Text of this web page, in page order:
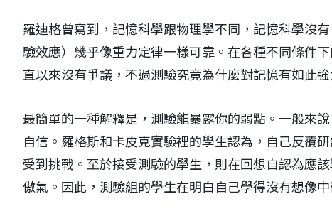
羅迪格曾寫到，記憶科學跟物理學不同，記憶科學沒
驗效應）幾乎像重力定律一樣可靠。在各種不同條件
直以來沒有爭議，不過測驗究竟為什麼對記憶有如此
最簡單的一種解釋是，測驗能暴露你的弱點。一般來
自信。羅格斯和卡皮克實驗裡的學生認為，自己反覆
受到挑戰。至於接受測驗的學生，則在回想自認為應
傲氣。因此，測驗組的學生在明白自己學得沒有想像